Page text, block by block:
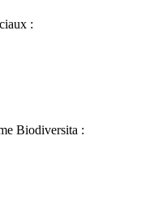
:
Biodiversita :